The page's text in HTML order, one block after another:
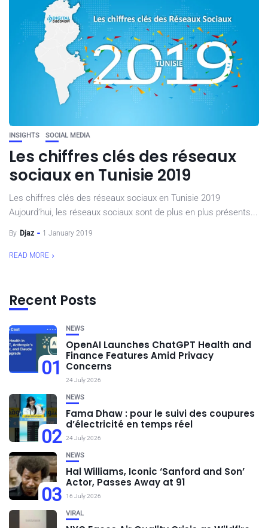
INSIGHTS SOCIAL MEDIA
Les chiffres clés des réseaux
sociaux en Tunisie 2019
Les chiffres clés des réseaux sociaux en Tunisie 2019
Aujourd’hui, les réseaux sociaux sont de plus en plus présents...
By Djaz 1 January 2019
READ MORE
Recent Posts
01
NEWS
OpenAI Launches ChatGPT Health and
Finance Features Amid Privacy
Concerns
24 July 2026
02
NEWS
Fama Dhaw : pour le suivi des coupures
d’électricité en temps réel
24 July 2026
03
NEWS
Hal Williams, Iconic ‘Sanford and Son’
Actor, Passes Away at 91
16 July 2026
VIRAL